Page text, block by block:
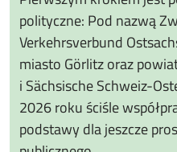
polityczne: Pod nazwą
Verkehrsverbund
miasto Görlitz oraz
i Sächsische Schweiz-
2026 roku ściśle
podstawy dla jeszcze